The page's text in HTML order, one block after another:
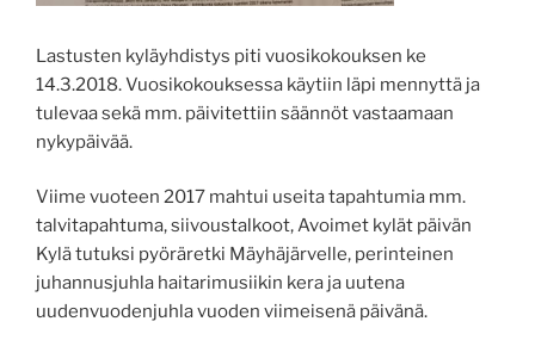
Lastusten kyläyhdistys piti vuosikokouksen ke
14.3.2018. Vuosikokouksessa käytiin läpi mennyttä ja
tulevaa sekä mm. päivitettiin säännöt vastaamaan
nykypäivää.
Viime vuoteen 2017 mahtui useita tapahtumia mm.
talvitapahtuma, siivoustalkoot, Avoimet kylät päivän
Kylä tutuksi pyöräretki Mäyhäjärvelle, perinteinen
juhannusjuhla haitarimusiikin kera ja uutena
uudenvuodenjuhla vuoden viimeisenä päivänä.